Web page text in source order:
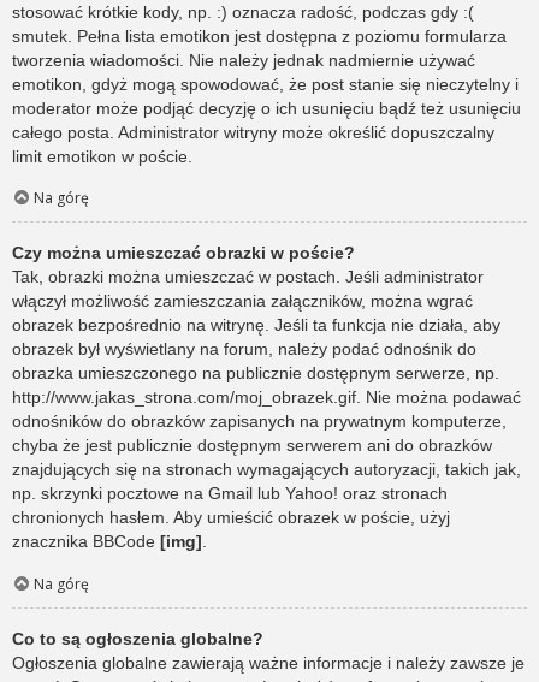
stosować krótkie kody, np. :) oznacza radość, podczas gdy :(
smutek. Pełna lista emotikon jest dostępna z poziomu formularza
tworzenia wiadomości. Nie należy jednak nadmiernie używać
emotikon, gdyż mogą spowodować, że post stanie się nieczytelny i
moderator może podjąć decyzję o ich usunięciu bądź też usunięciu
całego posta. Administrator witryny może określić dopuszczalny
limit emotikon w poście.
Na górę
Czy można umieszczać obrazki w poście?
Tak, obrazki można umieszczać w postach. Jeśli administrator
włączył możliwość zamieszczania załączników, można wgrać
obrazek bezpośrednio na witrynę. Jeśli ta funkcja nie działa, aby
obrazek był wyświetlany na forum, należy podać odnośnik do
obrazka umieszczonego na publicznie dostępnym serwerze, np.
http://www.jakas_strona.com/moj_obrazek.gif. Nie można podawać
odnośników do obrazków zapisanych na prywatnym komputerze,
chyba że jest publicznie dostępnym serwerem ani do obrazków
znajdujących się na stronach wymagających autoryzacji, takich jak,
np. skrzynki pocztowe na Gmail lub Yahoo! oraz stronach
chronionych hasłem. Aby umieścić obrazek w poście, użyj
znacznika BBCode [img].
Na górę
Co to są ogłoszenia globalne?
Ogłoszenia globalne zawierają ważne informacje i należy zawsze je